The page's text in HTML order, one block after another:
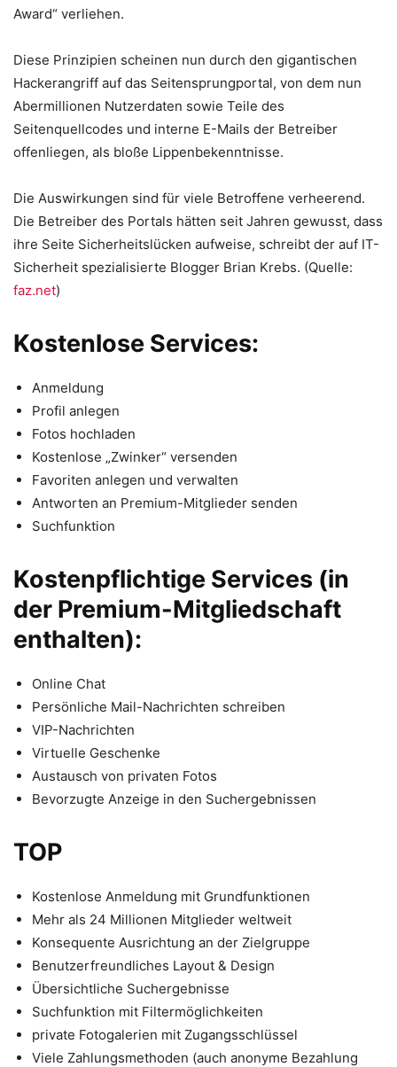
Award“ verliehen.
Diese Prinzipien scheinen nun durch den gigantischen
Hackerangriff auf das Seitensprungportal, von dem nun
Abermillionen Nutzerdaten sowie Teile des
Seitenquellcodes und interne E-Mails der Betreiber
offenliegen, als bloße Lippenbekenntnisse.
Die Auswirkungen sind für viele Betroffene verheerend.
Die Betreiber des Portals hätten seit Jahren gewusst, dass
ihre Seite Sicherheitslücken aufweise, schreibt der auf IT-
Sicherheit spezialisierte Blogger Brian Krebs. (Quelle:
faz.net)
Kostenlose Services:
Anmeldung
Profil anlegen
Fotos hochladen
Kostenlose „Zwinker“ versenden
Favoriten anlegen und verwalten
Antworten an Premium-Mitglieder senden
Suchfunktion
Kostenpflichtige Services (in
der Premium-Mitgliedschaft
enthalten):
Online Chat
Persönliche Mail-Nachrichten schreiben
VIP-Nachrichten
Virtuelle Geschenke
Austausch von privaten Fotos
Bevorzugte Anzeige in den Suchergebnissen
TOP
Kostenlose Anmeldung mit Grundfunktionen
Mehr als 24 Millionen Mitglieder weltweit
Konsequente Ausrichtung an der Zielgruppe
Benutzerfreundliches Layout & Design
Übersichtliche Suchergebnisse
Suchfunktion mit Filtermöglichkeiten
private Fotogalerien mit Zugangsschlüssel
Viele Zahlungsmethoden (auch anonyme Bezahlung